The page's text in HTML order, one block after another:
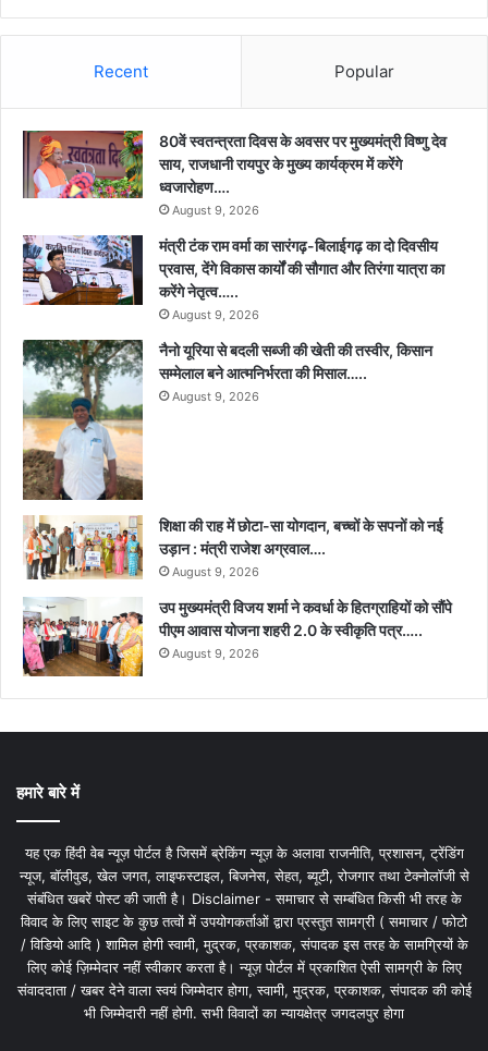
Recent Popular
80वें स्वतन्त्रता दिवस के अवसर पर मुख्यमंत्री विष्णु देव
साय, राजधानी रायपुर के मुख्य कार्यक्रम में करेंगे
ध्वजारोहण….
August 9, 2026
मंत्री टंक राम वर्मा का सारंगढ़-बिलाईगढ़ का दो दिवसीय
प्रवास, देंगे विकास कार्यों की सौगात और तिरंगा यात्रा का
करेंगे नेतृत्व…..
August 9, 2026
नैनो यूरिया से बदली सब्जी की खेती की तस्वीर, किसान
सम्मेलाल बने आत्मनिर्भरता की मिसाल…..
August 9, 2026
शिक्षा की राह में छोटा-सा योगदान, बच्चों के सपनों को नई
उड़ान : मंत्री राजेश अग्रवाल….
August 9, 2026
उप मुख्यमंत्री विजय शर्मा ने कवर्धा के हितग्राहियों को सौंपे
पीएम आवास योजना शहरी 2.0 के स्वीकृति पत्र…..
August 9, 2026
हमारे बारे में
यह एक हिंदी वेब न्यूज़ पोर्टल है जिसमें ब्रेकिंग न्यूज़ के अलावा राजनीति, प्रशासन, ट्रेंडिंग
न्यूज, बॉलीवुड, खेल जगत, लाइफस्टाइल, बिजनेस, सेहत, ब्यूटी, रोजगार तथा टेक्नोलॉजी से
संबंधित खबरें पोस्ट की जाती है। Disclaimer - समाचार से सम्बंधित किसी भी तरह के
विवाद के लिए साइट के कुछ तत्वों में उपयोगकर्ताओं द्वारा प्रस्तुत सामग्री ( समाचार / फोटो
/ विडियो आदि ) शामिल होगी स्वामी, मुद्रक, प्रकाशक, संपादक इस तरह के सामग्रियों के
लिए कोई ज़िम्मेदार नहीं स्वीकार करता है। न्यूज़ पोर्टल में प्रकाशित ऐसी सामग्री के लिए
संवाददाता / खबर देने वाला स्वयं जिम्मेदार होगा, स्वामी, मुद्रक, प्रकाशक, संपादक की कोई
भी जिम्मेदारी नहीं होगी. सभी विवादों का न्यायक्षेत्र जगदलपुर होगा